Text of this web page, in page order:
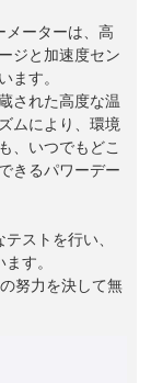
メーターは、高
ジと加速度セン
ます。
された高度な温
ムにより、環境
、いつでもどこ
きるパワーデー
ストを行い、
す。
努力を決して無